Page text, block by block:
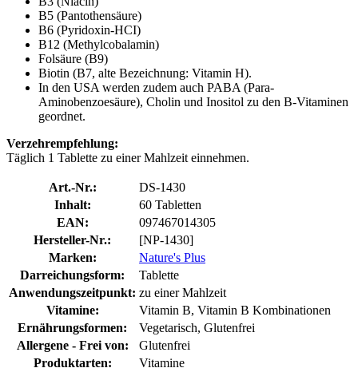
B5 (Pantothensäure)
B6 (Pyridoxin-HCI)
B12 (Methylcobalamin)
Folsäure (B9)
Biotin (B7, alte Bezeichnung: Vitamin H).
In den USA werden zudem auch PABA (Para-
Aminobenzoesäure), Cholin und Inositol zu den B-Vitaminen
geordnet.
Verzehrempfehlung:
Täglich 1 Tablette zu einer Mahlzeit einnehmen.
Art.-Nr.:
DS-1430
Inhalt:
60 Tabletten
EAN:
097467014305
Hersteller-Nr.:
[NP-1430]
Marken:
Nature's Plus
Darreichungsform:
Tablette
Anwendungszeitpunkt: zu einer Mahlzeit
Vitamine:
Vitamin B, Vitamin B Kombinationen
Ernährungsformen:
Vegetarisch, Glutenfrei
Allergene - Frei von:
Glutenfrei
Produktarten:
Vitamine